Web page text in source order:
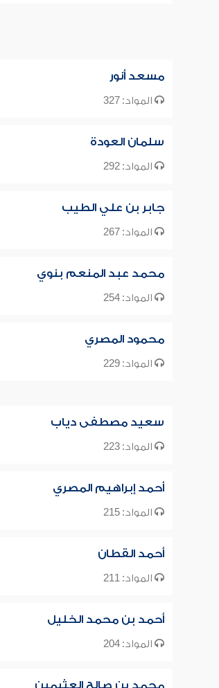
مسعد أنور
المواد: 327
سلمان العودة
المواد: 292
جابر بن علي الطيب
المواد: 267
محمد عبد المنعم بنوي
المواد: 254
محمود المصري
المواد: 229
سعيد مصطفى دياب
المواد: 223
أحمد إبراهيم المصري
المواد: 215
أحمد القطان
المواد: 211
أحمد بن محمد الخليل
المواد: 204
محمد بن صالح العثيمين